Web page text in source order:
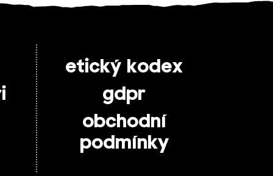
etický kodex
gdpr
obchodní
podmínky